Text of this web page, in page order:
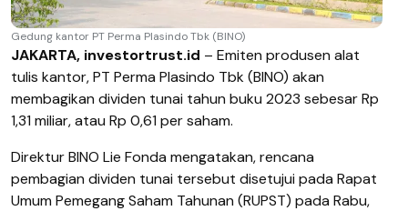
Gedung kantor PT Perma Plasindo Tbk (BINO)
JAKARTA, investortrust.id – Emiten produsen alat
tulis kantor, PT Perma Plasindo Tbk (BINO) akan
membagikan dividen tunai tahun buku 2023 sebesar Rp
1,31 miliar, atau Rp 0,61 per saham.
Direktur BINO Lie Fonda mengatakan, rencana
pembagian dividen tunai tersebut disetujui pada Rapat
Umum Pemegang Saham Tahunan (RUPST) pada Rabu,